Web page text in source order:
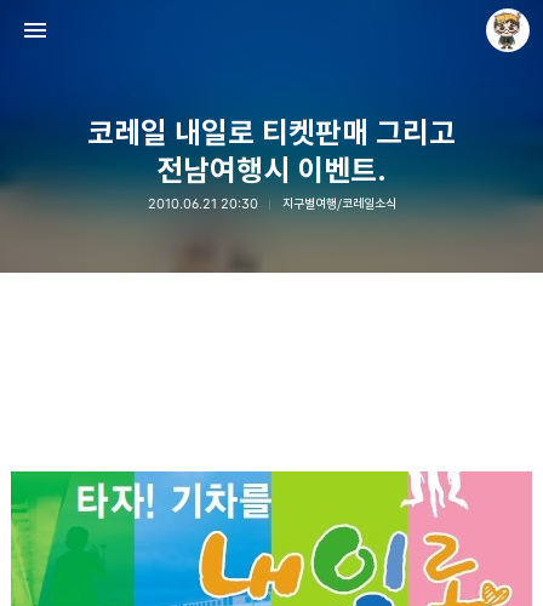
코레일 내일로 티켓판매 그리고
전남여행시 이벤트.
2010.06.21 20:30 지구별여행/코레일소식
Raycat : Photo and Story